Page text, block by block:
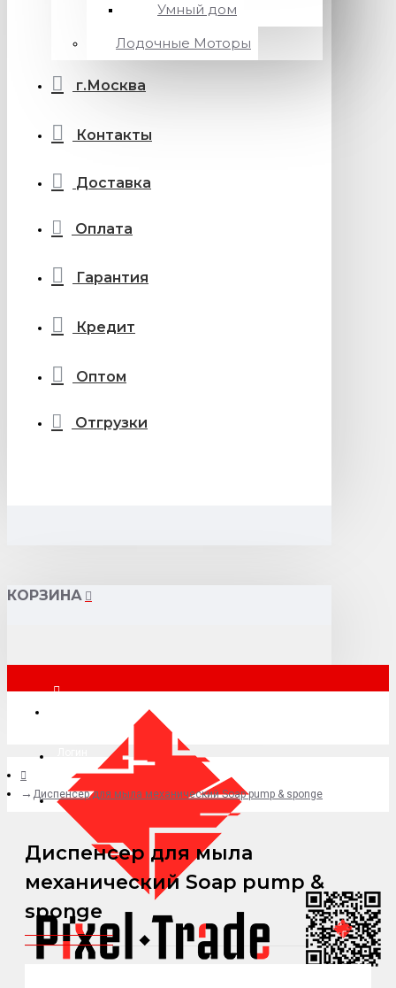
Умный дом
Лодочные Моторы
г.Москва
Контакты
Доставка
Оплата
Гарантия
Кредит
Оптом
Отгрузки
КОРЗИНА
+7 (495) 015-41-41
Диспенсер для мыла механический Soap pump & sponge
Диспенсер для мыла
механический Soap pump &
sponge